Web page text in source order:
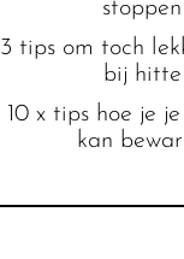
stoppen
3 tips om toch
bij hitte
10 x tips hoe je
kan